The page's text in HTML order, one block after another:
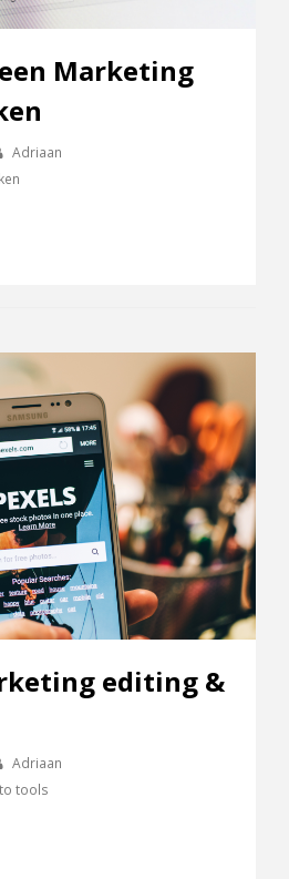
Marketing
Adriaan
editing &
Adriaan
tools